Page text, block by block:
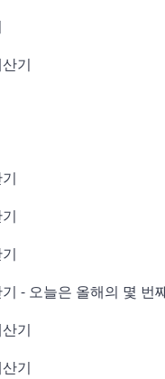
기
- 오늘은 올해의 몇 번
기
기